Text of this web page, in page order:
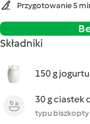
Przygotowanie 5
Składniki
150 g
30 g ciastek
typu biszkopty